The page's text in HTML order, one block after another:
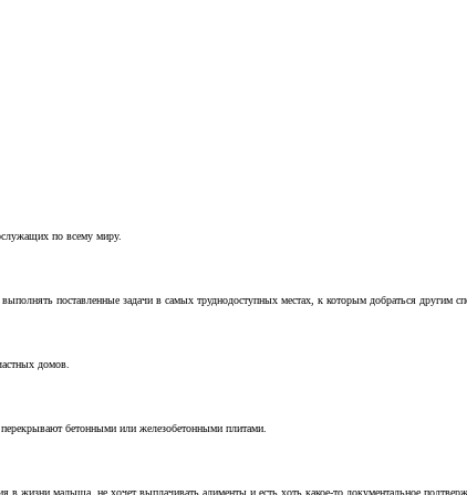
по всему миру.
поставленные задачи в самых труднодоступных местах, к которым добраться другим
домов.
бетонными или железобетонными плитами.
жизни малыша, не хочет выплачивать алименты и есть хоть какое-то документальное